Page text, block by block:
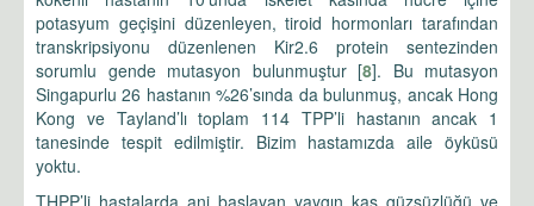
potasyum geçişini düzenleyen, tiroid hormonları tarafından
transkripsiyonu düzenlenen Kir2.6 protein sentezinden
sorumlu gende mutasyon bulunmuştur [8]. Bu mutasyon
Singapurlu 26 hastanın %26’sında da bulunmuş, ancak Hong
Kong ve Tayland’lı toplam 114 TPP’li hastanın ancak 1
tanesinde tespit edilmiştir. Bizim hastamızda aile öyküsü
yoktu.
THPP’li hastalarda ani başlayan yaygın kas güzsüzlüğü ve